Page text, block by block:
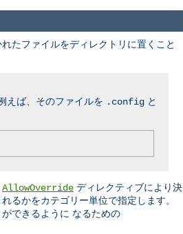
たファイルをディレクトリに置くこと
えば、そのファイルを .config と
AllowOverride ディレクティブにより決
るかをカテゴリー単位で指定します。
できるように なるための